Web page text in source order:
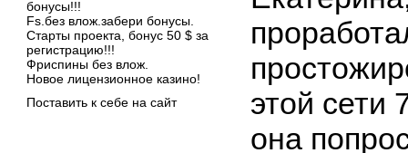
бонусы!!!
Fs.без влож.забери бонусы.
Старты проекта, бонус 50 $ за
регистрацию!!!
Фриспины без влож.
Новое лицензионное казино!
Поставить к себе на сайт
этой сети
она